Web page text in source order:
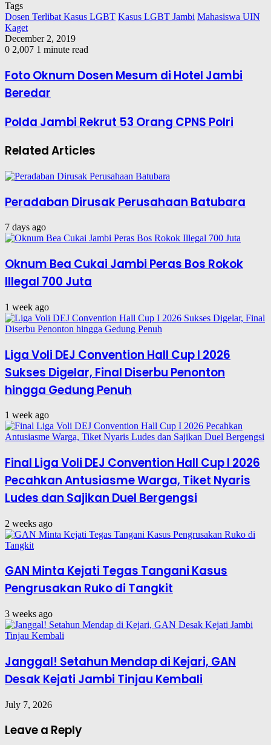
Tags
Dosen Terlibat Kasus LGBT Kasus LGBT Jambi Mahasiswa UIN
Kaget
December 2, 2019
0 2,007 1 minute read
Foto Oknum Dosen Mesum di Hotel Jambi
Beredar
Polda Jambi Rekrut 53 Orang CPNS Polri
Related Articles
Peradaban Dirusak Perusahaan Batubara
7 days ago
Oknum Bea Cukai Jambi Peras Bos Rokok
Illegal 700 Juta
1 week ago
Liga Voli DEJ Convention Hall Cup I 2026
Sukses Digelar, Final Diserbu Penonton
hingga Gedung Penuh
1 week ago
Final Liga Voli DEJ Convention Hall Cup I 2026
Pecahkan Antusiasme Warga, Tiket Nyaris
Ludes dan Sajikan Duel Bergengsi
2 weeks ago
GAN Minta Kejati Tegas Tangani Kasus
Pengrusakan Ruko di Tangkit
3 weeks ago
Janggal! Setahun Mendap di Kejari, GAN
Desak Kejati Jambi Tinjau Kembali
July 7, 2026
Leave a Reply